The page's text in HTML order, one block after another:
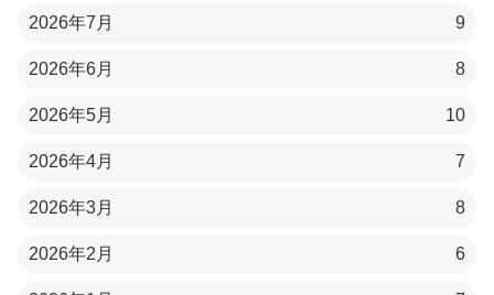
2026年7月 9
2026年6月 8
2026年5月 10
2026年4月 7
2026年3月 8
2026年2月 6